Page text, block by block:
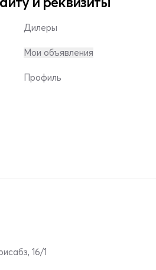
Дилеры
Мои объявления
Профиль
16/1